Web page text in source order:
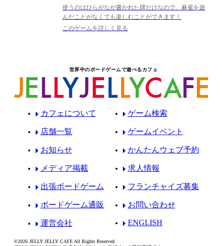
使うのはひらがなが書かれた牌だけなので、麻雀を遊
んだことがなくても楽しむことができます！
このゲームを詳しく見る
世界中のボードゲームで遊べるカフェ
カフェについて ゲーム検索
店舗一覧 ゲームイベント
お知らせ かんたんウェブ予約
メディア掲載 求人情報
出張ボードゲーム フランチャイズ募集
ボードゲーム通販 お問い合わせ
運営会社 ENGLISH
©2026 JELLY JELLY CAFE All Rights Reserved.